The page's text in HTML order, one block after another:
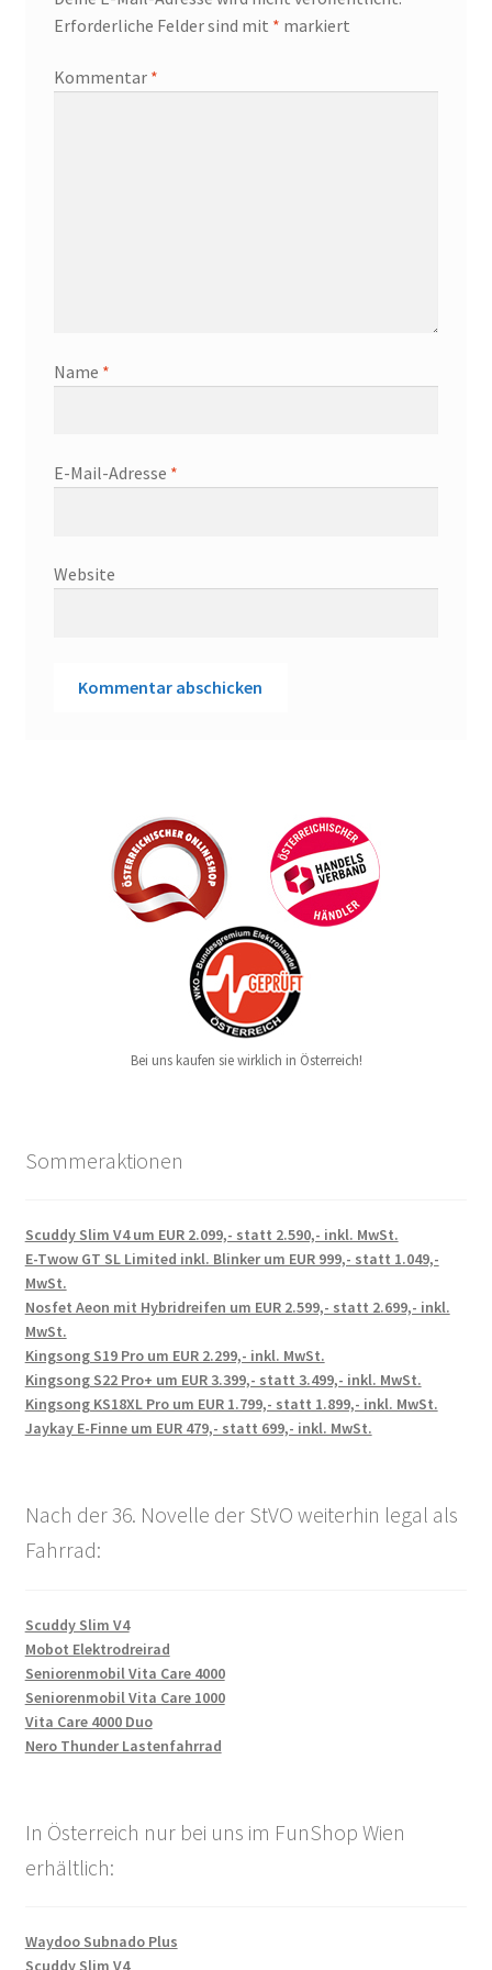
Erforderliche Felder sind mit * markiert
Kommentar *
Name *
E-Mail-Adresse *
Website
Bei uns kaufen sie wirklich in Österreich!
Sommeraktionen
Scuddy Slim V4 um EUR 2.099,- statt 2.590,- inkl. MwSt.
E-Twow GT SL Limited inkl. Blinker um EUR 999,- statt 1.049,-
MwSt.
Nosfet Aeon mit Hybridreifen um EUR 2.599,- statt 2.699,- inkl.
MwSt.
Kingsong S19 Pro um EUR 2.299,- inkl. MwSt.
Kingsong S22 Pro+ um EUR 3.399,- statt 3.499,- inkl. MwSt.
Kingsong KS18XL Pro um EUR 1.799,- statt 1.899,- inkl. MwSt.
Jaykay E-Finne um EUR 479,- statt 699,- inkl. MwSt.
Nach der 36. Novelle der StVO weiterhin legal als
Fahrrad:
Scuddy Slim V4
Mobot Elektrodreirad
Seniorenmobil Vita Care 4000
Seniorenmobil Vita Care 1000
Vita Care 4000 Duo
Nero Thunder Lastenfahrrad
In Österreich nur bei uns im FunShop Wien
erhältlich:
Waydoo Subnado Plus
Scuddy Slim V4